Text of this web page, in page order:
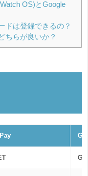
OS)とGoogle
ドは登録できるの？
ちらが良いか？